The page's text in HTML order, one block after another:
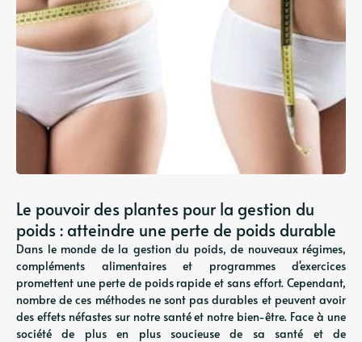
Le pouvoir des plantes pour la gestion du
poids : atteindre une perte de poids durable
Dans le monde de la gestion du poids, de nouveaux régimes,
compléments alimentaires et programmes d'exercices
promettent une perte de poids rapide et sans effort. Cependant,
nombre de ces méthodes ne sont pas durables et peuvent avoir
des effets néfastes sur notre santé et notre bien-être. Face à une
société de plus en plus soucieuse de sa santé et de